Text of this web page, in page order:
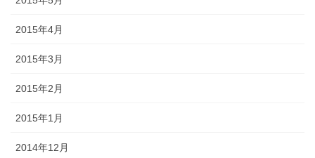
2015年4月
2015年3月
2015年2月
2015年1月
2014年12月